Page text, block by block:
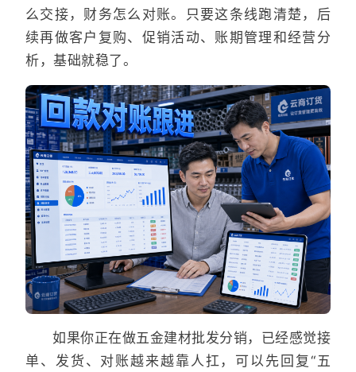
么交接，财务怎么对账。只要这条线跑清楚，后
续再做客户复购、促销活动、账期管理和经营分
析，基础就稳了。
如果你正在做五金建材批发分销，已经感觉接
单、发货、对账越来越靠人扛，可以先回复“五